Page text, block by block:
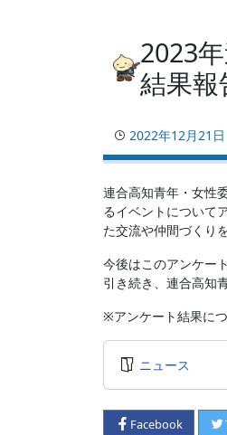
2023
結果報
2022年12月21日
連合高知青年・女性
るイベントについて
た交流や仲間づくり
今後はこのアンケー
引き続き、連合高知
※アンケート結果に
ニュース
Facebook